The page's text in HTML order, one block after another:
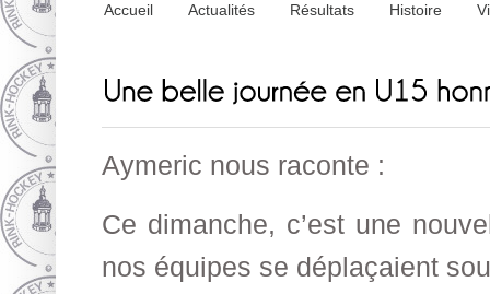
Accueil Actualités Résultats Histoire
Aymeric nous raconte :
Ce dimanche, c’est une
nos équipes se déplaçaient